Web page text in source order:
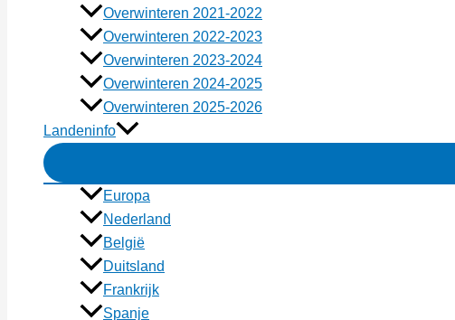
Overwinteren 2021-2022
Overwinteren 2022-2023
Overwinteren 2023-2024
Overwinteren 2024-2025
Overwinteren 2025-2026
Landeninfo
Europa
Nederland
België
Duitsland
Frankrijk
Spanje